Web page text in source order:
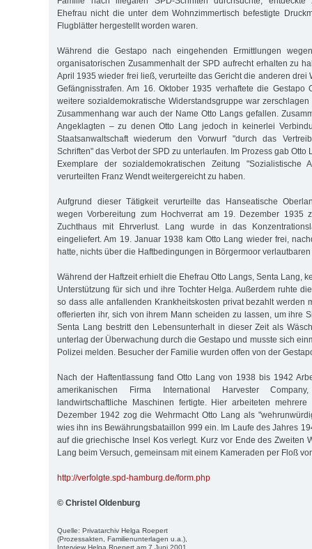
Ehefrau nicht die unter dem Wohnzimmertisch befestigte
Flugblätter hergestellt worden waren.
Während die Gestapo nach eingehenden Ermittlungen
organisatorischen Zusammenhalt der SPD aufrecht erhalten zu
April 1935 wieder frei ließ, verurteilte das Gericht die anderen drei
Gefängnisstrafen. Am 16. Oktober 1935 verhaftete die Gestapo
weitere sozialdemokratische Widerstandsgruppe war
Zusammenhang war auch der Name Otto Langs gefallen.
Angeklagten – zu denen Otto Lang jedoch in keinerlei
Staatsanwaltschaft wiederum den Vorwurf "durch das
Schriften" das Verbot der SPD zu unterlaufen. Im Prozess gab Otto
Exemplare der sozialdemokratischen Zeitung "Sozialistische
verurteilten Franz Wendt weitergereicht zu haben.
Aufgrund dieser Tätigkeit verurteilte das Hanseatische
wegen Vorbereitung zum Hochverrat am 19. Dezember 1935
Zuchthaus mit Ehrverlust. Lang wurde in das
eingeliefert. Am 19. Januar 1938 kam Otto Lang wieder frei,
hatte, nichts über die Haftbedingungen in Börgermoor
Während der Haftzeit erhielt die Ehefrau Otto Langs, Senta Lang,
Unterstützung für sich und ihre Tochter Helga. Außerdem ruhte
so dass alle anfallenden Krankheitskosten privat bezahlt werden
offerierten ihr, sich von ihrem Mann scheiden zu lassen, um ihre
Senta Lang bestritt den Lebensunterhalt in dieser Zeit als
unterlag der Überwachung durch die Gestapo und musste sich
Polizei melden. Besucher der Familie wurden offen von der
Nach der Haftentlassung fand Otto Lang von 1938 bis 1942
amerikanischen Firma International Harvester
landwirtschaftliche Maschinen fertigte. Hier arbeiteten mehrere
Dezember 1942 zog die Wehrmacht Otto Lang als
wies ihn ins Bewährungsbataillon 999 ein. Im Laufe des Jahres
auf die griechische Insel Kos verlegt. Kurz vor Ende des Zweiten
Lang beim Versuch, gemeinsam mit einem Kameraden per Floß
http://verfolgte.spd-hamburg.de/form.php
© Christel Oldenburg
Quelle: Privatarchiv Helga Roepert
(Prozessakten, Familienunterlagen u.a.),
Interview Helga Roepert am 7.Juni 2001